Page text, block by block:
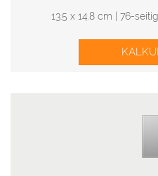
13.5 x 14.8 cm | 76-